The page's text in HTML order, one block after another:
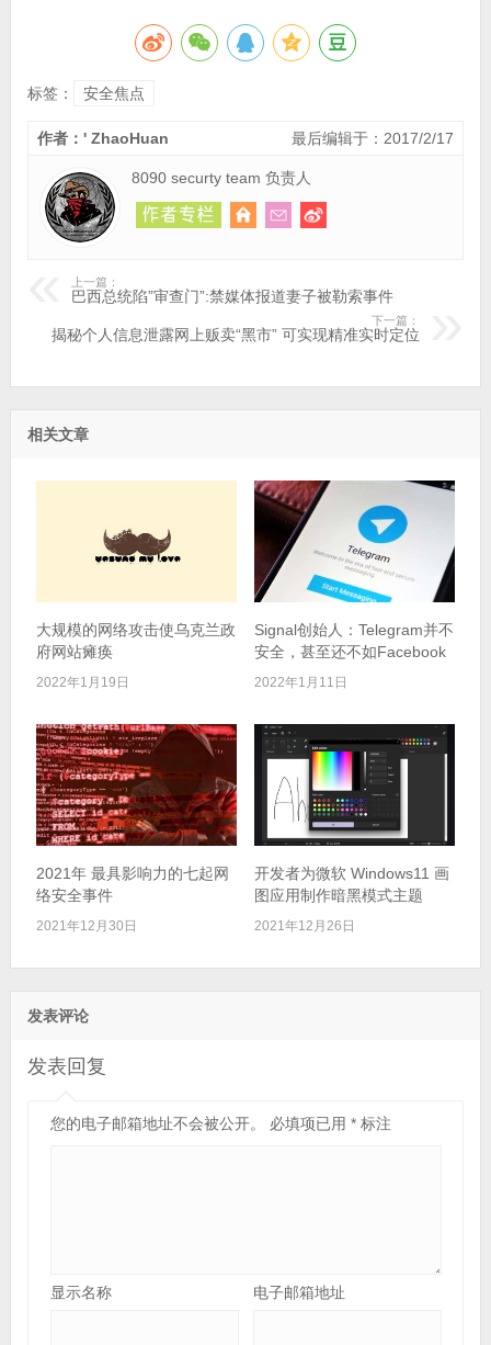
标签： 安全焦点
最后编辑于：2017/2/17
作者：' ZhaoHuan
8090 securty team 负责人
上一篇：
巴西总统陷”审查门”:禁媒体报道妻子被勒索事件
下一篇：
揭秘个人信息泄露网上贩卖“黑市” 可实现精准实时定位
相关文章
大规模的网络攻击使乌克兰政
府网站瘫痪
2022年1月19日
Signal创始人：Telegram并不
安全，甚至还不如Facebook
2022年1月11日
2021年 最具影响力的七起网
络安全事件
2021年12月30日
开发者为微软 Windows11 画
图应用制作暗黑模式主题
2021年12月26日
发表评论
发表回复
您的电子邮箱地址不会被公开。 必填项已用 *标注
显示名称 电子邮箱地址